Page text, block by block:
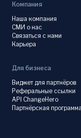
Компания
Наша компания
СМИ о нас
Связаться с нами
Карьера
Для бизнеса
Виджет для партнёров
Реферальные ссылки
API ChangeHero
Партнёрская программа